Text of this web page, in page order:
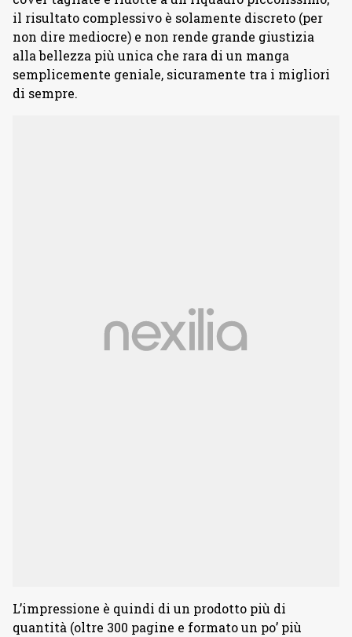
il risultato complessivo è solamente discreto (per
non dire mediocre) e non rende grande giustizia
alla bellezza più unica che rara di un manga
semplicemente geniale, sicuramente tra i migliori
di sempre.
L’impressione è quindi di un prodotto più di
quantità (oltre 300 pagine e formato un po’ più